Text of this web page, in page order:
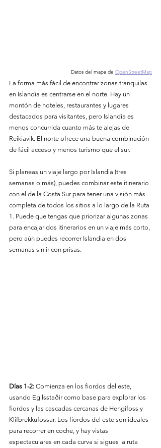
Datos del mapa de OpenStreetMap
La forma más fácil de encontrar zonas tranquilas
en Islandia es centrarse en el norte. Hay un
montón de hoteles, restaurantes y lugares
destacados para visitantes, pero Islandia es
menos concurrida cuanto más te alejas de
Reikiavik. El norte ofrece una buena combinación
de fácil acceso y menos turismo que el sur.
Si planeas un viaje largo por Islandia (tres
semanas o más), puedes combinar este itinerario
con el de la Costa Sur para tener una visión más
completa de todos los sitios a lo largo de la Ruta
1. Puede que tengas que priorizar algunas zonas
para encajar dos itinerarios en un viaje más corto,
pero aún puedes recorrer Islandia en dos
semanas sin ir con prisas.
Días 1-2: Comienza en los fiordos del este,
usando Egilsstaðir como base para explorar los
fiordos y las cascadas cercanas de Hengifoss y
Klifbrekkufossar. Los fiordos del este son ideales
para recorrer en coche, y hay vistas
espectaculares en cada curva si sigues la ruta